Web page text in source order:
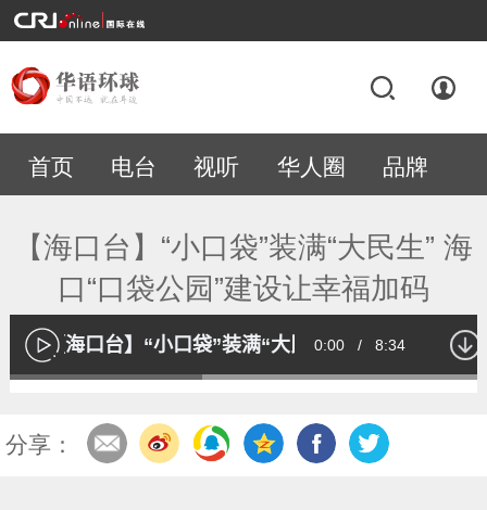
首页 电台 视听 华人圈 品牌
专题
【海口台】“小口袋”装满“大民生” 海
口“口袋公园”建设让幸福加码
播
放
【海口台】“小口袋”装满“大民生” 海口“口袋公园
Current
0:00 / Duration
8:34
Loaded:
分享：